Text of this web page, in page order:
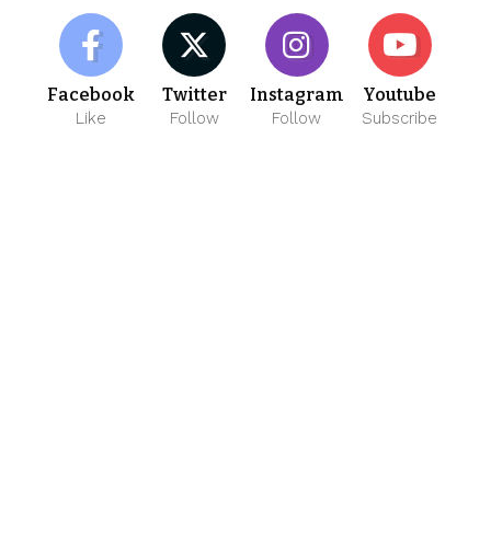
Facebook
Like
Twitter
Follow
Instagram
Follow
Youtube
Subscribe